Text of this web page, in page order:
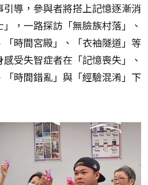
引導，參與者將搭上記憶逐漸消
，一路探訪「無臉族村落」、
「時間宮殿」、「衣袖隧道」等
受失智症者在「記憶喪失」、
「時間錯亂」與「經驗混淆」下